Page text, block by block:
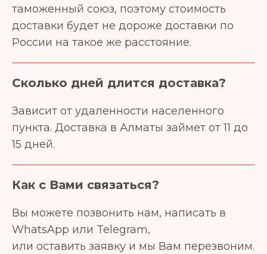
таможенный союз, поэтому стоимость
доставки будет не дороже доставки по
России на такое же расстояние.
Сколько дней длится доставка?
Зависит от удаленности населенного
пункта. Доставка в Алматы займет от 11 до
15 дней.
Как с Вами связаться?
Вы можете позвонить нам, написать в
WhatsApp или Telegram,
или оставить заявку и мы Вам перезвоним.